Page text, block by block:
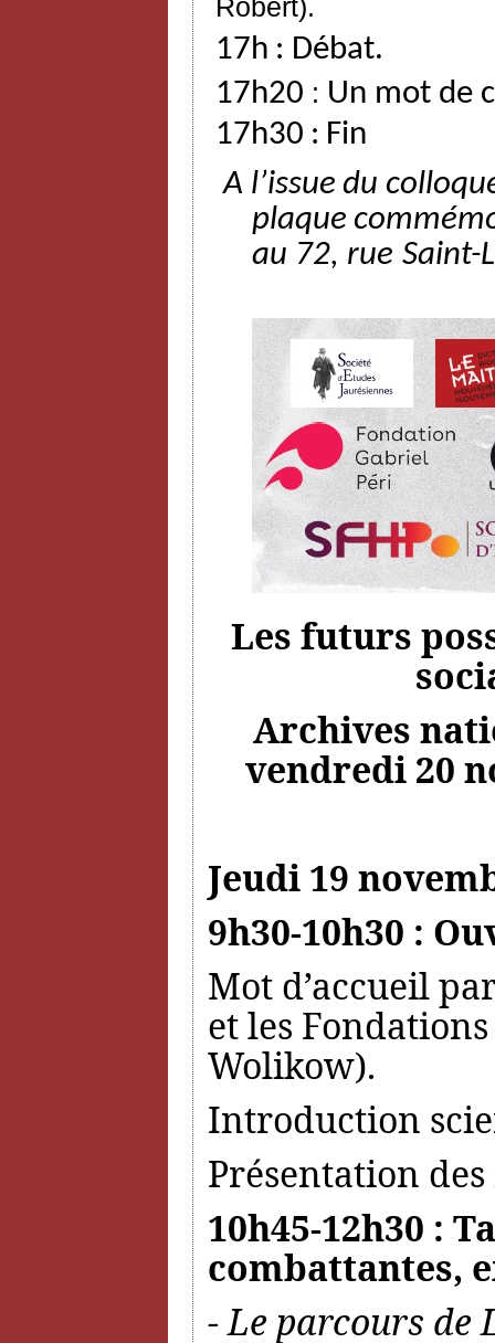
Robert).
17h : Débat.
17h20 : Un mot de
17h30 : Fin
A l’issue du
plaque
au 72, rue Saint-
Les futurs
Archives
vendredi 20
Jeudi 19
9h30-10h30 :
Mot d’accueil
et les
Wolikow).
Introduction
Présentation
10h45-12h30 :
combattantes,
- Le parcours de